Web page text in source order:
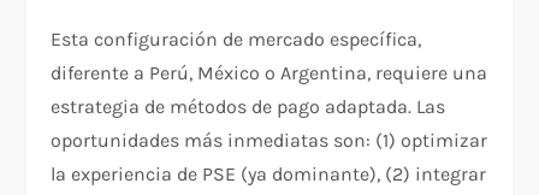
Esta configuración de mercado específica,
diferente a Perú, México o Argentina, requiere una
estrategia de métodos de pago adaptada. Las
oportunidades más inmediatas son: (1) optimizar
la experiencia de PSE (ya dominante), (2) integrar